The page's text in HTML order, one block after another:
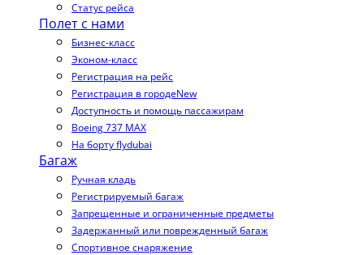
Статус рейса
Полет с нами
Бизнес-класс
Эконом-класс
Регистрация на рейс
Регистрация в городеNew
Доступность и помощь пассажирам
Boeing 737 MAX
На борту flydubai
Багаж
Ручная кладь
Регистрируемый багаж
Запрещенные и ограниченные предметы
Задержанный или поврежденный багаж
Спортивное снаряжение